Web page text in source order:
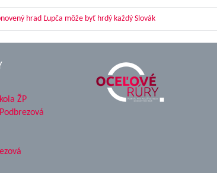
hrad Ľupča môže byť hrdý každý Slovák
ŽP